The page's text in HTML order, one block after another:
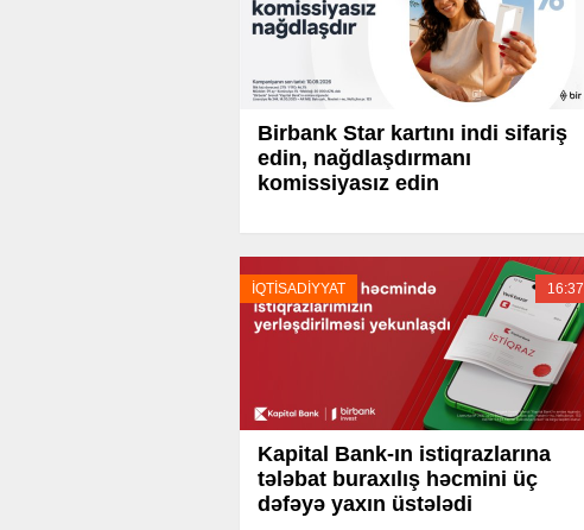
Birbank Star kartını indi sifariş
edin, nağdlaşdırmanı
komissiyasız edin
İQTİSADİYYAT 16:37
Kapital Bank-ın istiqrazlarına
tələbat buraxılış həcmini üç
dəfəyə yaxın üstələdi